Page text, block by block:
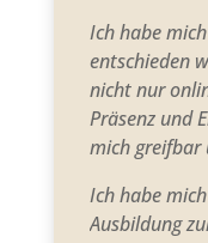
Ich habe
entschieden
nicht nur
Präsenz und
mich greifbar
Ich habe
Ausbildung